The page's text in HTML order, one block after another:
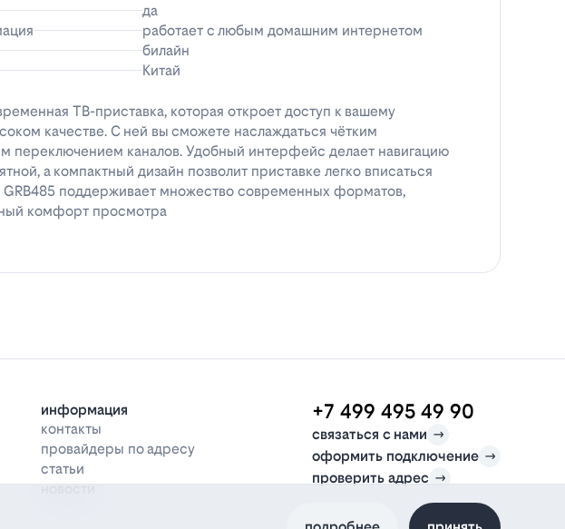
да
работает с любым домашним интернетом
билайн
Китай
ТВ-приставка, которая откроет доступ к вашему
качестве. С ней вы сможете наслаждаться чётким
переключением каналов. Удобный интерфейс делает навигацию
а компактный дизайн позволит приставке легко вписаться
GRB485 поддерживает множество современных форматов,
комфорт просмотра
информация
контакты
провайдеры по адресу
статьи
новости
+7 499 495 49 90
связаться с нами
оформить подключение
проверить адрес